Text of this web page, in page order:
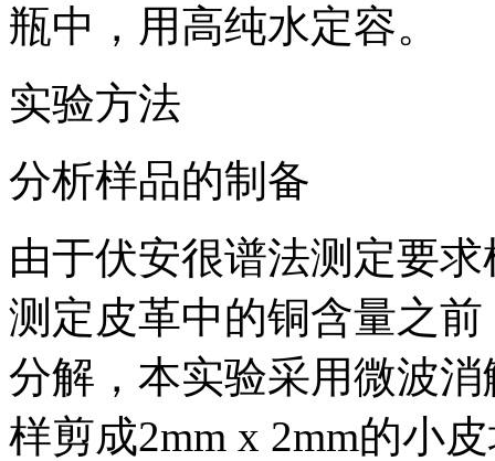
瓶中，用高纯水定容。
实验方法
分析样品的制备
由于伏安很谱法测定要
测定皮革中的铜含量之
分解，本实验采用微波
样剪成2mm x 2mm的小